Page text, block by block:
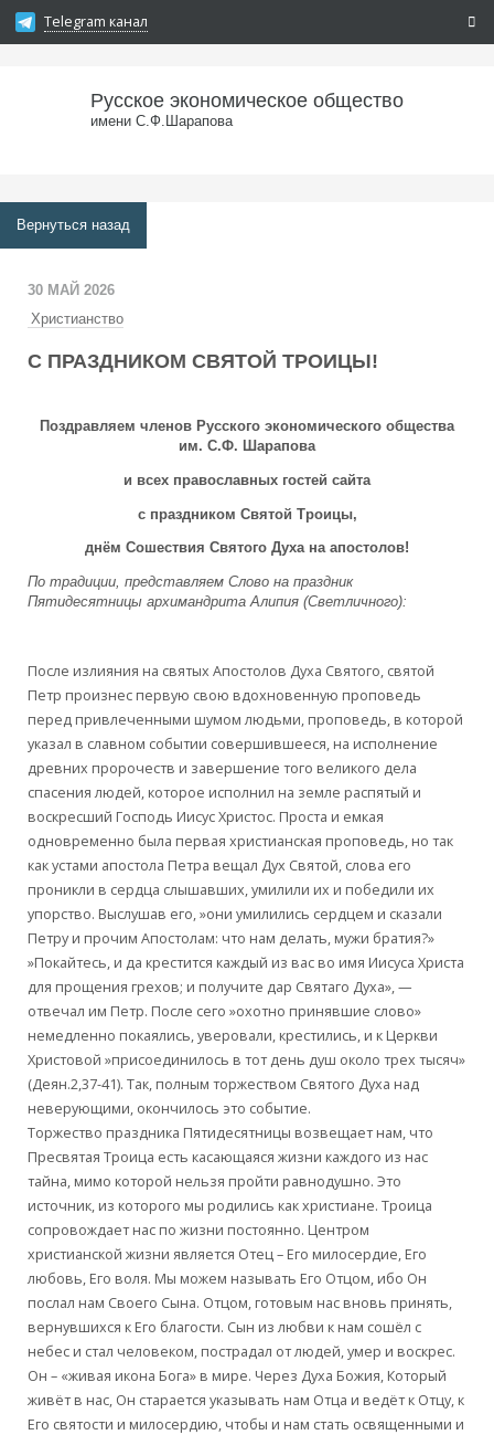
Telegram канал
Русское экономическое общество
имени С.Ф.Шарапова
Вернуться назад
30 МАЙ 2026
Христианство
С ПРАЗДНИКОМ СВЯТОЙ ТРОИЦЫ!
Поздравляем членов Русского экономического общества
им. С.Ф. Шарапова
и всех православных гостей сайта
с праздником Святой Троицы,
днём Сошествия Святого Духа на апостолов!
По традиции, представляем Слово на праздник
Пятидесятницы архимандрита Алипия (Светличного):
После излияния на святых Апостолов Духа Святого, святой
Петр произнес первую свою вдохновенную проповедь
перед привлеченными шумом людьми, проповедь, в которой
указал в славном событии совершившееся, на исполнение
древних пророчеств и завершение того великого дела
спасения людей, которое исполнил на земле распятый и
воскресший Господь Иисус Христос. Проста и емкая
одновременно была первая христианская проповедь, но так
как устами апостола Петра вещал Дух Святой, слова его
проникли в сердца слышавших, умилили их и победили их
упорство. Выслушав его, »они умилились сердцем и сказали
Петру и прочим Апостолам: что нам делать, мужи братия?»
»Покайтесь, и да крестится каждый из вас во имя Иисуса Христа
для прощения грехов; и получите дар Святаго Духа», —
отвечал им Петр. После сего »охотно принявшие слово»
немедленно покаялись, уверовали, крестились, и к Церкви
Христовой »присоединилось в тот день душ около трех тысяч»
(Деян.2,37-41). Так, полным торжеством Святого Духа над
неверующими, окончилось это событие.
Торжество праздника Пятидесятницы возвещает нам, что
Пресвятая Троица есть касающаяся жизни каждого из нас
тайна, мимо которой нельзя пройти равнодушно. Это
источник, из которого мы родились как христиане. Троица
сопровождает нас по жизни постоянно. Центром
христианской жизни является Отец – Его милосердие, Его
любовь, Его воля. Мы можем называть Его Отцом, ибо Он
послал нам Своего Сына. Отцом, готовым нас вновь принять,
вернувшихся к Его благости. Сын из любви к нам сошёл с
небес и стал человеком, пострадал от людей, умер и воскрес.
Он – «живая икона Бога» в мире. Через Духа Божия, Который
живёт в нас, Он старается указывать нам Отца и ведёт к Отцу, к
Его святости и милосердию, чтобы и нам стать освященными и